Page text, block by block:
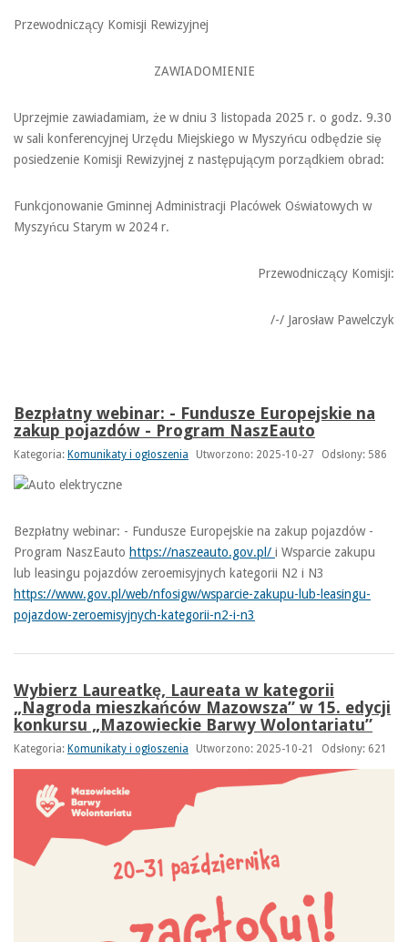
Przewodniczący Komisji Rewizyjnej
ZAWIADOMIENIE
Uprzejmie zawiadamiam, że w dniu 3 listopada 2025 r. o godz. 9.30
w sali konferencyjnej Urzędu Miejskiego w Myszyńcu odbędzie się
posiedzenie Komisji Rewizyjnej z następującym porządkiem obrad:
Funkcjonowanie Gminnej Administracji Placówek Oświatowych w
Myszyńcu Starym w 2024 r.
Przewodniczący Komisji:
/-/ Jarosław Pawelczyk
Bezpłatny webinar: - Fundusze Europejskie na
zakup pojazdów - Program NaszEauto
Kategoria: Komunikaty i ogłoszenia Utworzono: 2025-10-27 Odsłony: 586
Bezpłatny webinar: - Fundusze Europejskie na zakup pojazdów -
Program NaszEauto https://naszeauto.gov.pl/ i Wsparcie zakupu
lub leasingu pojazdów zeroemisyjnych kategorii N2 i N3
https://www.gov.pl/web/nfosigw/wsparcie-zakupu-lub-leasingu-
pojazdow-zeroemisyjnych-kategorii-n2-i-n3
Wybierz Laureatkę, Laureata w kategorii
„Nagroda mieszkańców Mazowsza” w 15. edycji
konkursu „Mazowieckie Barwy Wolontariatu”
Kategoria: Komunikaty i ogłoszenia Utworzono: 2025-10-21 Odsłony: 621